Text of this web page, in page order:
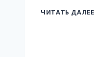
ЧИТАТЬ ДАЛЕЕ